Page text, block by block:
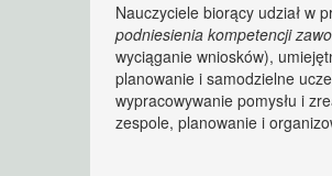
Nauczyciele biorący udział w
podniesienia kompetencji
wyciąganie wniosków),
planowanie i samodzielne
wypracowywanie pomysłu i
zespole, planowanie i